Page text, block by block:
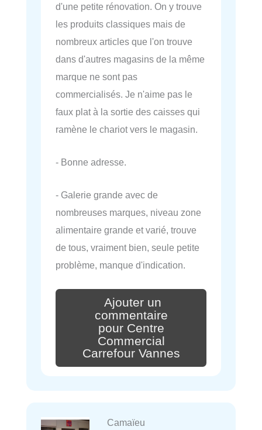
d'une petite rénovation. On y trouve
les produits classiques mais de
nombreux articles que l'on trouve
dans d'autres magasins de la même
marque ne sont pas
commercialisés. Je n'aime pas le
faux plat à la sortie des caisses qui
ramène le chariot vers le magasin.
- Bonne adresse.
- Galerie grande avec de
nombreuses marques, niveau zone
alimentaire grande et varié, trouve
de tous, vraiment bien, seule petite
problème, manque d'indication.
Ajouter un
commentaire
pour Centre
Commercial
Carrefour Vannes
Camaïeu